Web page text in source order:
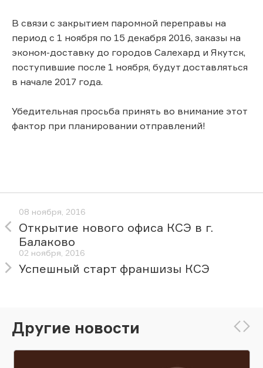
В связи с закрытием паромной переправы на
период с 1 ноября по 15 декабря 2016, заказы на
эконом-доставку до городов Салехард и Якутск,
поступившие после 1 ноября, будут доставляться
в начале 2017 года.
Убедительная просьба принять во внимание этот
фактор при планировании отправлений!
08 ноября, 2016
Открытие нового офиса КСЭ в г.
Балаково
02 ноября, 2016
Успешный старт франшизы КСЭ
Другие новости